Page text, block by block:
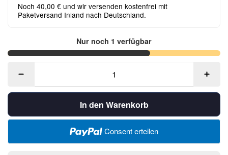
Noch 40,00 € und wir versenden kostenfrei mit
Paketversand Inland nach Deutschland.
Nur noch 1 verfügbar
In den Warenkorb
Consent erteilen